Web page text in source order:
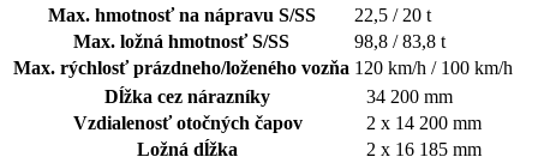
Max. hmotnosť na nápravu S/SS
22,5 / 20 t
Max. ložná hmotnosť S/SS
98,8 / 83,8 t
Max. rýchlosť prázdneho/loženého vozňa 120 km/h / 100 km/h
Dĺžka cez nárazníky
34 200 mm
Vzdialenosť otočných čapov
2 x 14 200 mm
Ložná dĺžka
2 x 16 185 mm